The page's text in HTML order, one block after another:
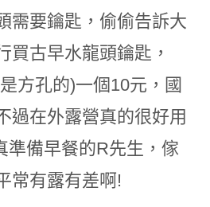
需要鑰匙，偷偷告訴大
買古早水龍頭鑰匙，
方孔的)一個10元，國
過在外露營真的很好用
準備早餐的R先生，傢
常有露有差啊!